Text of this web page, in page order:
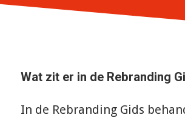
Wat zit er in de Rebranding
In de Rebranding Gids